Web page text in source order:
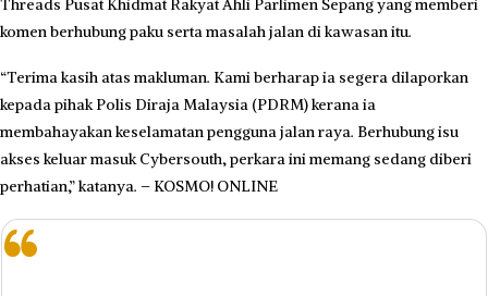
Threads Pusat Khidmat Rakyat Ahli Parlimen Sepang yang memberi
komen berhubung paku serta masalah jalan di kawasan itu.
“Terima kasih atas makluman. Kami berharap ia segera dilaporkan
kepada pihak Polis Diraja Malaysia (PDRM) kerana ia
membahayakan keselamatan pengguna jalan raya. Berhubung isu
akses keluar masuk Cybersouth, perkara ini memang sedang diberi
perhatian,” katanya. – KOSMO! ONLINE